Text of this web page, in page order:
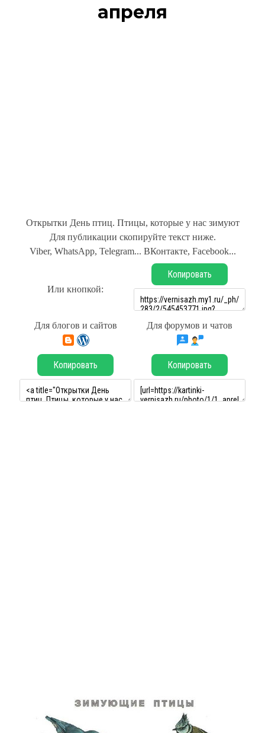
апреля
Открытки День птиц. Птицы, которые у нас зимуют
Для публикации скопируйте текст ниже.
Viber, WhatsApp, Telegram... ВКонтакте, Facebook...
Или кнопкой:
Копировать
Для блогов и сайтов Для форумов и чатов
Копировать Копировать